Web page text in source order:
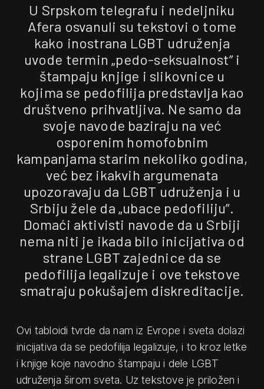
U Srpskom telegrafu i nedeljniku
Afera osvanuli su tekstovi o tome
kako inostrana LGBT udruženja
uvode termin „pedo-seksualnost” i
štampaju knjige i slikovnice u
kojima se pedofilija predstavlja kao
društveno prihvatljiva. Ne samo da
svoje navode baziraju na već
osporenim homofobnim
kampanjama starim nekoliko godina,
već bez ikakvih argumenata
upozoravaju da LGBT udruženja i u
Srbiju žele da „ubace pedofiliju”.
Domaći aktivisti navode da u Srbiji
nema niti je ikada bilo inicijativa od
strane LGBT zajednice da se
pedofilija legalizuje i ove tekstove
smatraju pokušajem diskreditacije.
Ovi tabloidi tvrde da nam iz Evrope i sveta dolazi
inicijativa da se pedofilija legalizuje, i to kroz letke
i knjige koje navodno štampaju i dele LGBT
udruženja širom sveta. Uz tekstove je priložen i